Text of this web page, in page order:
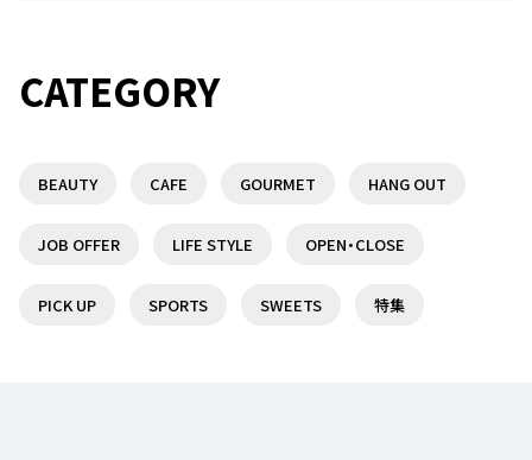
京王線沿線で日帰りで楽しめる温泉・スーパー銭湯
【定番から隠れ家まで】つつじヶ丘駅オススメランチ
CATEGORY
BEAUTY CAFE GOURMET HANG OUT
JOB OFFER LIFE STYLE OPEN・CLOSE
PICK UP SPORTS SWEETS 特集